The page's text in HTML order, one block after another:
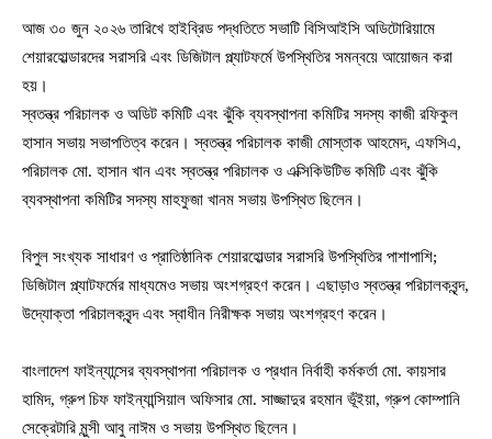
আজ ৩০ জুন ২০২৬ তারিখে হাইব্রিড পদ্ধতিতে সভাটি বিসিআইসি অডিটোরিয়ামে
শেয়ারহোল্ডারদের সরাসরি এবং ডিজিটাল প্ল্যাটফর্মে উপস্থিতির সমন্বয়ে আয়োজন করা
হয়।
স্বতন্ত্র পরিচালক ও অডিট কমিটি এবং ঝুঁকি ব্যবস্থাপনা কমিটির সদস্য কাজী রফিকুল
হাসান সভায় সভাপতিত্ব করেন। স্বতন্ত্র পরিচালক কাজী মোস্তাক আহমেদ, এফসিএ,
পরিচালক মো. হাসান খান এবং স্বতন্ত্র পরিচালক ও এক্সিকিউটিভ কমিটি এবং ঝুঁকি
ব্যবস্থাপনা কমিটির সদস্য মাহফুজা খানম সভায় উপস্থিত ছিলেন।
বিপুল সংখ্যক সাধারণ ও প্রাতিষ্ঠানিক শেয়ারহোল্ডার সরাসরি উপস্থিতির পাশাপাশি;
ডিজিটাল প্ল্যাটফর্মের মাধ্যমেও সভায় অংশগ্রহণ করেন। এছাড়াও স্বতন্ত্র পরিচালকবৃন্দ,
উদ্যোক্তা পরিচালকবৃন্দ এবং স্বাধীন নিরীক্ষক সভায় অংশগ্রহণ করেন।
বাংলাদেশ ফাইন্যান্সের ব্যবস্থাপনা পরিচালক ও প্রধান নির্বাহী কর্মকর্তা মো. কায়সার
হামিদ, গ্রুপ চিফ ফাইন্যান্সিয়াল অফিসার মো. সাজ্জাদুর রহমান ভূঁইয়া, গ্রুপ কোম্পানি
সেক্রেটারি মুন্সী আবু নাঈম ও সভায় উপস্থিত ছিলেন।